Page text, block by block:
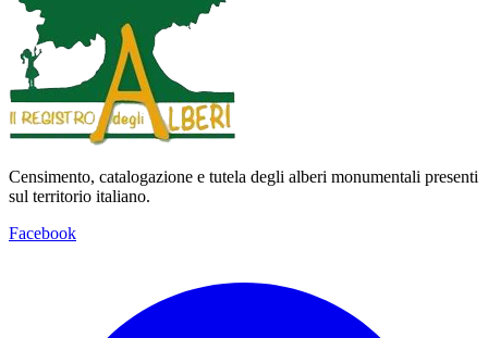
Censimento, catalogazione e tutela degli alberi monumentali presenti
sul territorio italiano.
Facebook